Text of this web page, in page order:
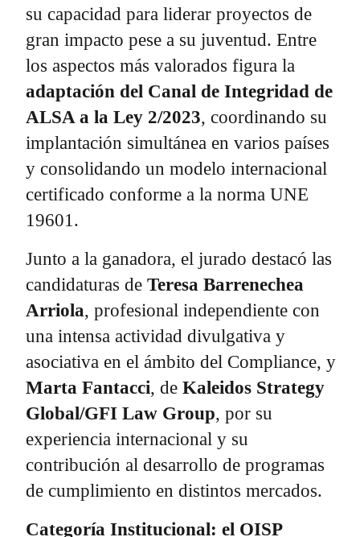
su capacidad para liderar proyectos de
gran impacto pese a su juventud. Entre
los aspectos más valorados figura la
adaptación del Canal de Integridad de
ALSA a la Ley 2/2023, coordinando su
implantación simultánea en varios países
y consolidando un modelo internacional
certificado conforme a la norma UNE
19601.
Junto a la ganadora, el jurado destacó las
candidaturas de Teresa Barrenechea
Arriola, profesional independiente con
una intensa actividad divulgativa y
asociativa en el ámbito del Compliance, y
Marta Fantacci, de Kaleidos Strategy
Global/GFI Law Group, por su
experiencia internacional y su
contribución al desarrollo de programas
de cumplimiento en distintos mercados.
Categoría Institucional: el OISP